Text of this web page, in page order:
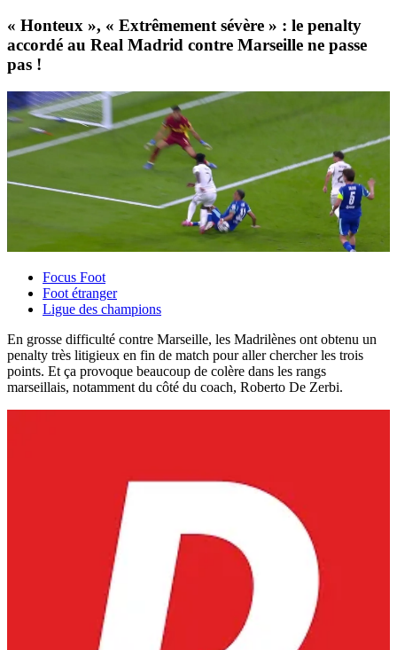
« Honteux », « Extrêmement sévère » : le penalty
accordé au Real Madrid contre Marseille ne passe
pas !
Focus Foot
Foot étranger
Ligue des champions
En grosse difficulté contre Marseille, les Madrilènes ont obtenu un
penalty très litigieux en fin de match pour aller chercher les trois
points. Et ça provoque beaucoup de colère dans les rangs
marseillais, notamment du côté du coach, Roberto De Zerbi.